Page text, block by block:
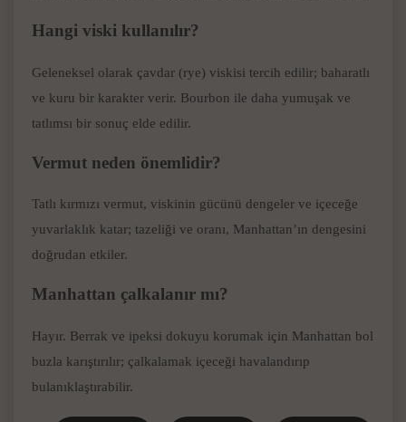
Hangi viski kullanılır?
Geleneksel olarak çavdar (rye) viskisi tercih edilir; baharatlı
ve kuru bir karakter verir. Bourbon ile daha yumuşak ve
tatlımsı bir sonuç elde edilir.
Vermut neden önemlidir?
Tatlı kırmızı vermut, viskinin gücünü dengeler ve içeceğe
yuvarlaklık katar; tazeliği ve oranı, Manhattan’ın dengesini
doğrudan etkiler.
Manhattan çalkalanır mı?
Hayır. Berrak ve ipeksi dokuyu korumak için Manhattan bol
buzla karıştırılır; çalkalamak içeceği havalandırıp
bulanıklaştırabilir.